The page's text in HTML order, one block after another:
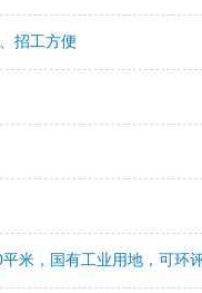
招工方便
米，国有工业用地，可环